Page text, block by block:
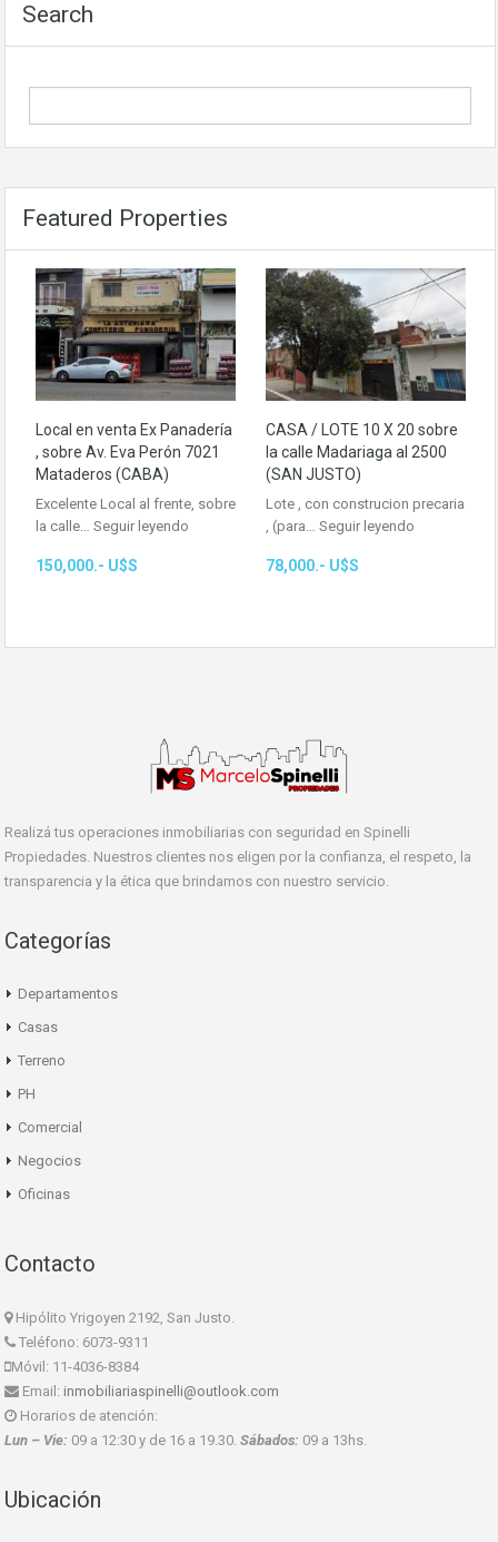
Search
Featured Properties
Local en venta Ex Panadería
, sobre Av. Eva Perón 7021
Mataderos (CABA)
Excelente Local al frente, sobre
la calle… Seguir leyendo
150,000.- U$S
CASA / LOTE 10 X 20 sobre
la calle Madariaga al 2500
(SAN JUSTO)
Lote , con construcion precaria
, (para… Seguir leyendo
78,000.- U$S
Realizá tus operaciones inmobiliarias con seguridad en Spinelli
Propiedades. Nuestros clientes nos eligen por la confianza, el respeto, la
transparencia y la ética que brindamos con nuestro servicio.
Categorías
Departamentos
Casas
Terreno
PH
Comercial
Negocios
Oficinas
Contacto
Hipólito Yrigoyen 2192, San Justo.
Teléfono: 6073-9311
Móvil: 11-4036-8384
Email: inmobiliariaspinelli@outlook.com
Horarios de atención:
Lun – Vie: 09 a 12:30 y de 16 a 19.30. Sábados: 09 a 13hs.
Ubicación